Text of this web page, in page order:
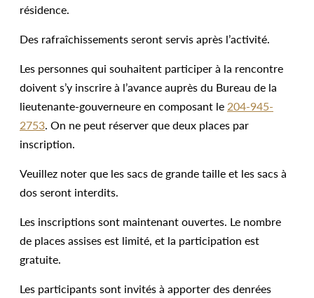
résidence.
Des rafraîchissements seront servis après l’activité.
Les personnes qui souhaitent participer à la rencontre
doivent s’y inscrire à l’avance auprès du Bureau de la
lieutenante-gouverneure en composant le204-945-
2753. On ne peut réserver que deux places par
inscription.
Veuillez noter que les sacs de grande taille et les sacs à
dos seront interdits.
Les inscriptions sont maintenant ouvertes. Le nombre
de places assises est limité, et la participation est
gratuite.
Les participants sont invités à apporter des denrées